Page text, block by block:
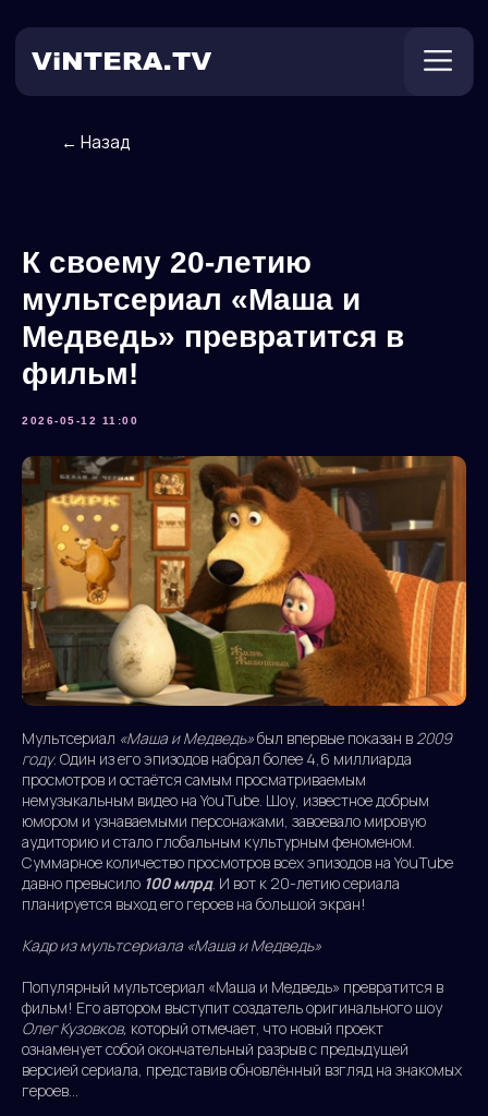
← Назад
К своему 20-летию
мультсериал «Маша и
Медведь» превратится в
фильм!
2026-05-12 11:00
Мультсериал «Маша и Медведь»был впервые показан в2009
году. Один из его эпизодов набрал более 4,6 миллиарда
просмотров и остаётся самым просматриваемым
немузыкальным видео на YouTube. Шоу, известное добрым
юмором и узнаваемыми персонажами, завоевало мировую
аудиторию и стало глобальным культурным феноменом.
Суммарное количество просмотров всех эпизодов на YouTube
давно превысило 100 млрд. И вот к 20-летию сериала
планируется выход его героев на большой экран!
Кадр из мультсериала «Маша и Медведь»
Популярный мультсериал «Маша и Медведь» превратится в
фильм! Его автором выступит создатель оригинального шоу
Олег Кузовков, который отмечает, что новый проект
ознаменует собой окончательный разрыв с предыдущей
версией сериала, представив обновлённый взгляд на знакомых
героев...